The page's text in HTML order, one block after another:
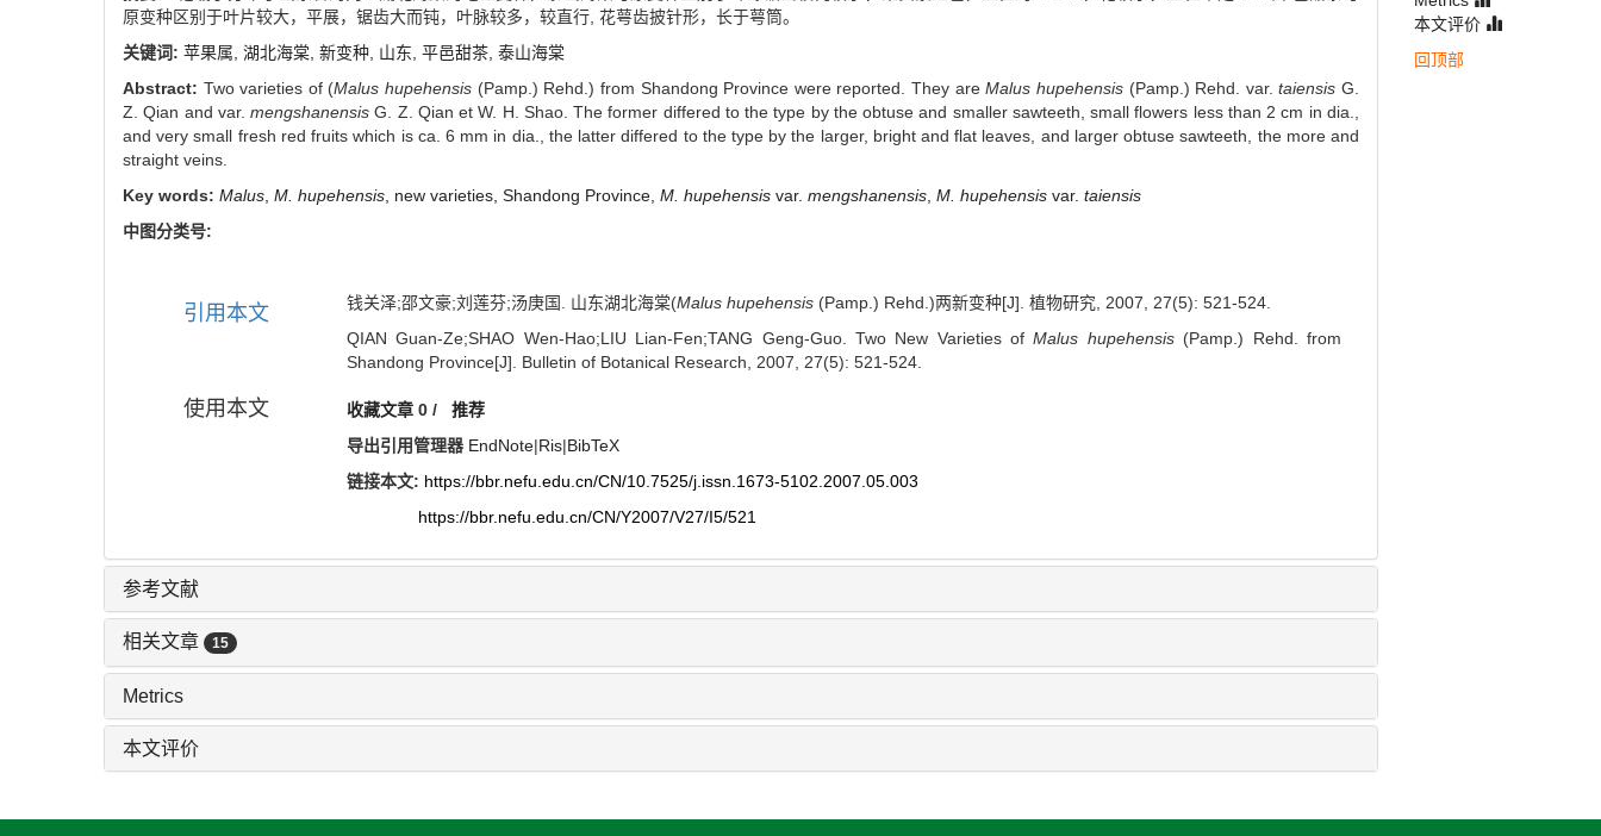
原变种区别于叶片较大，平展，锯齿大而钝，叶脉较多，较直行, 花萼齿披针形，长于萼筒。
关键词: 苹果属, 湖北海棠, 新变种, 山东, 平邑甜茶, 泰山海棠
Abstract: Two varieties of (Malus hupehensis (Pamp.) Rehd.) from Shandong Province were reported. They areMalus hupehensis(Pamp.) Rehd. var.taiensis G.
Z. Qian and var.mengshanensis G. Z. Qian et W. H. Shao. The former differed to the type by the obtuse and smaller sawteeth, small flowers less than 2 cm in dia.,
and very small fresh red fruits which is ca. 6 mm in dia., the latter differed to the type by the larger, bright and flat leaves, and larger obtuse sawteeth, the more and
straight veins.
Key words: Malus, M. hupehensis, new varieties, Shandong Province, M. hupehensis var. mengshanensis, M. hupehensis var. taiensis
中图分类号:
引用本文 钱关泽;邵文豪;刘莲芬;汤庚国. 山东湖北海棠(Malus hupehensis (Pamp.) Rehd.)两新变种[J]. 植物研究, 2007, 27(5): 521-524.
QIAN Guan-Ze;SHAO Wen-Hao;LIU Lian-Fen;TANG Geng-Guo. Two New Varieties ofMalus hupehensis(Pamp.) Rehd. from
Shandong Province[J]. Bulletin of Botanical Research, 2007, 27(5): 521-524.
使用本文 收藏文章 0 / 推荐
导出引用管理器 EndNote|Ris|BibTeX
链接本文: https://bbr.nefu.edu.cn/CN/10.7525/j.issn.1673-5102.2007.05.003
https://bbr.nefu.edu.cn/CN/Y2007/V27/I5/521
参考文献
相关文章 15
Metrics
本文评价
本文评价
回顶部